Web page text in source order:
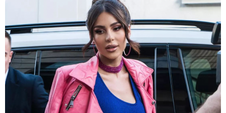
го
Пробиштип
нозе,
па
дури
и